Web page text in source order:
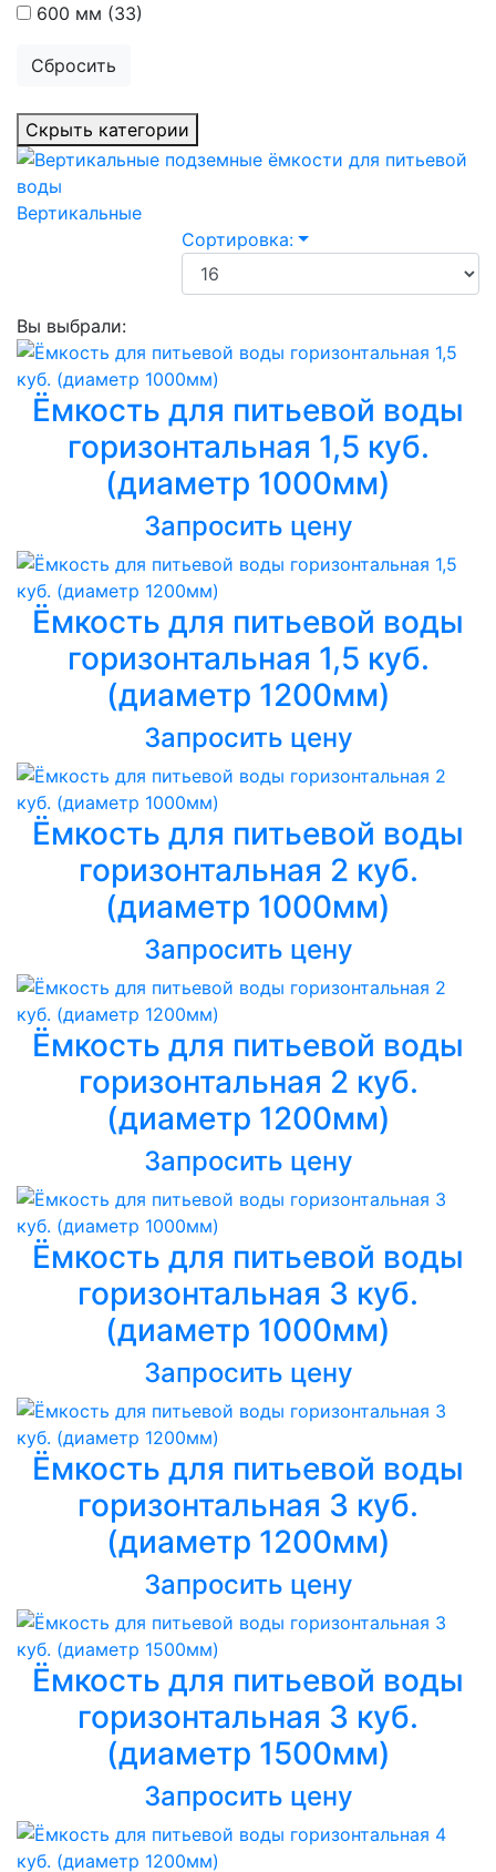
600 мм (33)
Сбросить
Скрыть категории
Вертикальные
Сортировка:
Вы выбрали:
Ёмкость для питьевой воды
горизонтальная 1,5 куб.
(диаметр 1000мм)
Запросить цену
Ёмкость для питьевой воды
горизонтальная 1,5 куб.
(диаметр 1200мм)
Запросить цену
Ёмкость для питьевой воды
горизонтальная 2 куб.
(диаметр 1000мм)
Запросить цену
Ёмкость для питьевой воды
горизонтальная 2 куб.
(диаметр 1200мм)
Запросить цену
Ёмкость для питьевой воды
горизонтальная 3 куб.
(диаметр 1000мм)
Запросить цену
Ёмкость для питьевой воды
горизонтальная 3 куб.
(диаметр 1200мм)
Запросить цену
Ёмкость для питьевой воды
горизонтальная 3 куб.
(диаметр 1500мм)
Запросить цену